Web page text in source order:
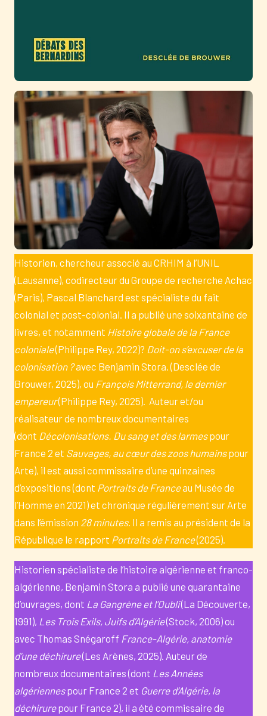
Historien, chercheur associé au CRHIM à l’UNIL
(Lausanne), codirecteur du Groupe de recherche Achac
(Paris), Pascal Blanchard est spécialiste du fait
colonial et post-colonial. Il a publié une soixantaine de
livres, et notamment Histoire globale de la France
coloniale(Philippe Rey, 2022)? Doit-on s’excuser de la
colonisation ?avec Benjamin Stora, (Desclée de
Brouwer, 2025), ou François Mitterrand, le dernier
empereur(Philippe Rey, 2025). Auteur et/ou
réalisateur de nombreux documentaires
(dont Décolonisations. Du sang et des larmespour
France 2 et Sauvages, au cœur des zoos humainspour
Arte), il est aussi commissaire d’une quinzaines
d’expositions (dont Portraits de Franceau Musée de
l’Homme en 2021) et chronique régulièrement sur Arte
dans l’émission 28 minutes. Il a remis au président de la
République le rapport Portraits de France(2025).
Historien spécialiste de l’histoire algérienne et franco-
algérienne, Benjamin Stora a publié une quarantaine
d’ouvrages, dont La Gangrène et l’Oubli(La Découverte,
1991), Les Trois Exils, Juifs d’Algérie(Stock, 2006) ou
avec Thomas Snégaroff France-Algérie, anatomie
d’une déchirure(Les Arènes, 2025). Auteur de
nombreux documentaires (dont Les Années
algériennespour France 2 et Guerre d’Algérie, la
déchirurepour France 2), il a été commissaire de